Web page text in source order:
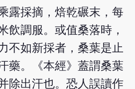
露採摘，焙乾碾末，每
飲調服。或值桑落時，
不如新採者，桑葉是止
藥。《本經》蓋謂桑葉
除出汗也。恐人誤讀作